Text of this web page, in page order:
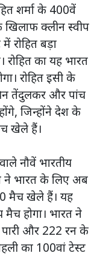
शर्मा के 400वें
खिलाफ क्लीन स्वीप
रोहित बड़ा
रोहित का यह भारत
रोहित इसी के
तेंदुलकर और पांच
जिन्होंने देश के
खेले हैं।
नौवें भारतीय
ने भारत के लिए अब
मैच खेले हैं। यह
मैच होगा। भारत ने
पारी और 222 रन के
का 100वां टेस्ट